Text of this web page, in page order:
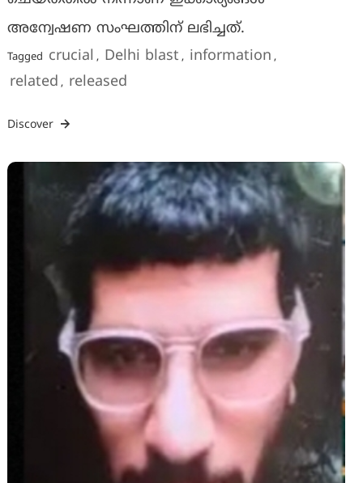
അന്വേഷണ സംഘത്തിന് ലഭിച്ചത്.
Tagged crucial , Delhi blast , information ,
related , released
Discover